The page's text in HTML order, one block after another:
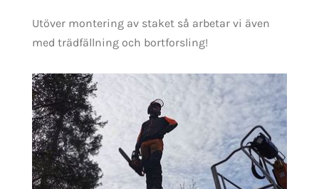
Utöver montering av staket så arbetar vi även
med trädfällning och bortforsling!